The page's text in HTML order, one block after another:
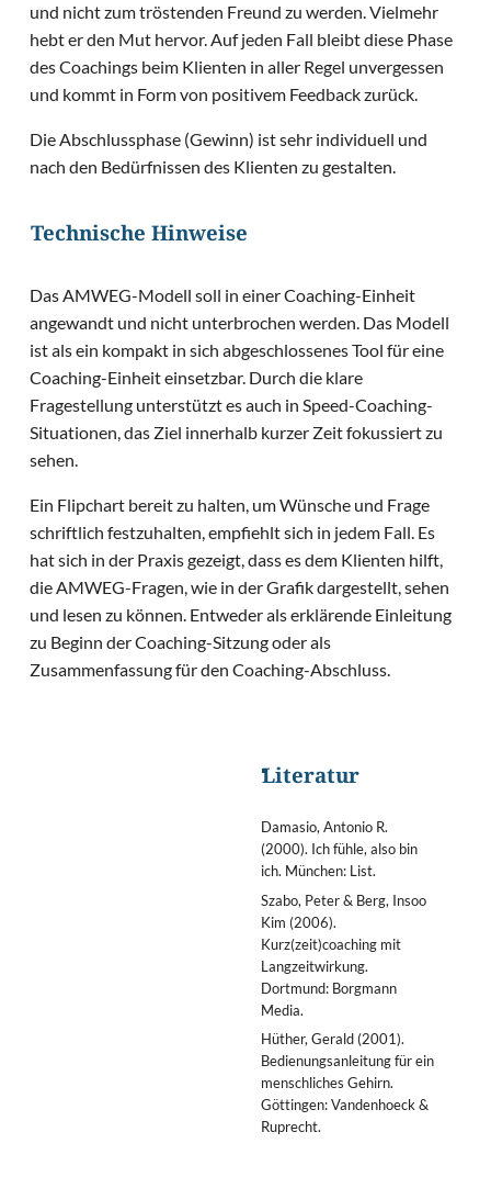
und nicht zum tröstenden Freund zu werden. Vielmehr
hebt er den Mut hervor. Auf jeden Fall bleibt diese Phase
des Coachings beim Klienten in aller Regel unvergessen
und kommt in Form von positivem Feedback zurück.
Die Abschlussphase (Gewinn) ist sehr individuell und
nach den Bedürfnissen des Klienten zu gestalten.
Technische Hinweise
Das AMWEG-Modell soll in einer Coaching-Einheit
angewandt und nicht unterbrochen werden. Das Modell
ist als ein kompakt in sich abgeschlossenes Tool für eine
Coaching-Einheit einsetzbar. Durch die klare
Fragestellung unterstützt es auch in Speed-Coaching-
Situationen, das Ziel innerhalb kurzer Zeit fokussiert zu
sehen.
Ein Flipchart bereit zu halten, um Wünsche und Frage
schriftlich festzuhalten, empfiehlt sich in jedem Fall. Es
hat sich in der Praxis gezeigt, dass es dem Klienten hilft,
die AMWEG-Fragen, wie in der Grafik dargestellt, sehen
und lesen zu können. Entweder als erklärende Einleitung
zu Beginn der Coaching-Sitzung oder als
Zusammenfassung für den Coaching-Abschluss.
Literatur
Damasio, Antonio R.
(2000). Ich fühle, also bin
ich. München: List.
Szabo, Peter & Berg, Insoo
Kim (2006).
Kurz(zeit)coaching mit
Langzeitwirkung.
Dortmund: Borgmann
Media.
Hüther, Gerald (2001).
Bedienungsanleitung für ein
menschliches Gehirn.
Göttingen: Vandenhoeck &
Ruprecht.